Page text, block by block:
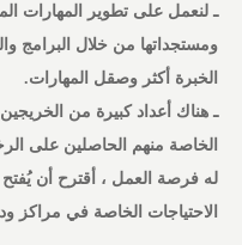
ـ لنعمل على تطوير المهارات
ومستجداتها من خلال البرامج
الخبرة أكثر وصقل المهارات.
ـ هناك أعداد كبيرة من
الخاصة منهم الحاصلين على
له فرصة العمل ، أقترح أن
الاحتياجات الخاصة في مراكز